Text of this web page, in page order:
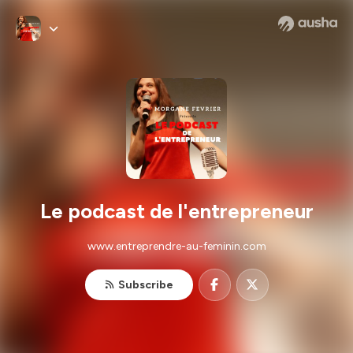
Le podcast de l'entrepreneur
www.entreprendre-au-feminin.com
Subscribe